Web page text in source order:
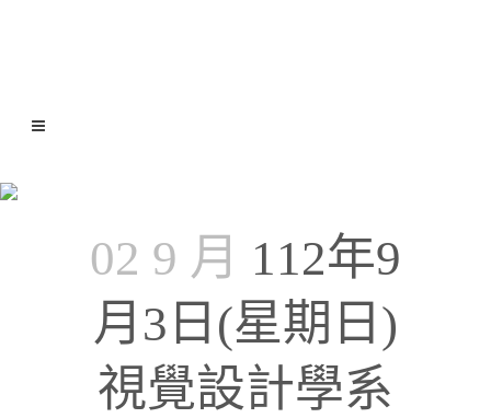
02 9 月 112年9
月3日(星期日)
視覺設計學系